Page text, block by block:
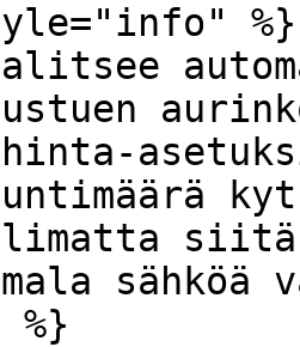
%}
siitä
sähköä
%}